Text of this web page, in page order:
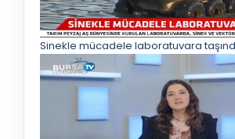
Sinekle mücadele laboratuvara